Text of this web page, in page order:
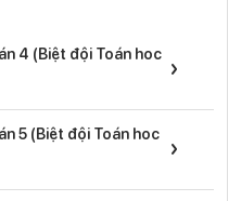
4 (Biệt đội Toán hoc ›
5 (Biệt đội Toán hoc ›